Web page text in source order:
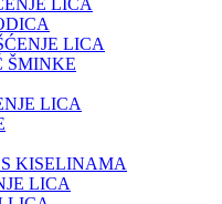
LICA
LICA
ŠMINKE
LICA
KISELINAMA
LICA